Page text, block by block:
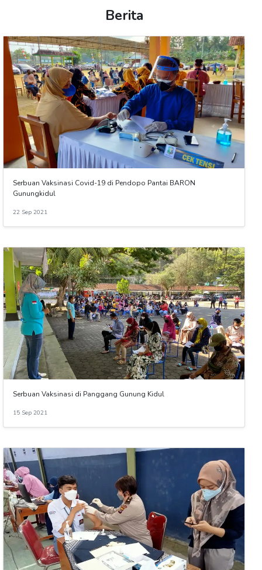
Berita
Serbuan Vaksinasi Covid-19 di Pendopo Pantai BARON
Gunungkidul
22 Sep 2021
Serbuan Vaksinasi di Panggang Gunung Kidul
15 Sep 2021